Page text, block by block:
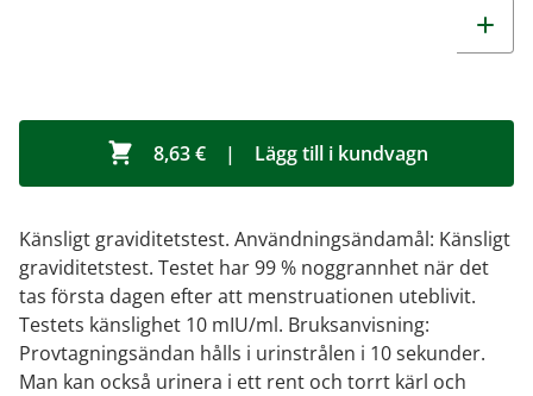
8,63 € | Lägg till i kundvagn
Känsligt graviditetstest. Användningsändamål: Känsligt
graviditetstest. Testet har 99 % noggrannhet när det
tas första dagen efter att menstruationen uteblivit.
Testets känslighet 10 mIU/ml. Bruksanvisning:
Provtagningsändan hålls i urinstrålen i 10 sekunder.
Man kan också urinera i ett rent och torrt kärl och